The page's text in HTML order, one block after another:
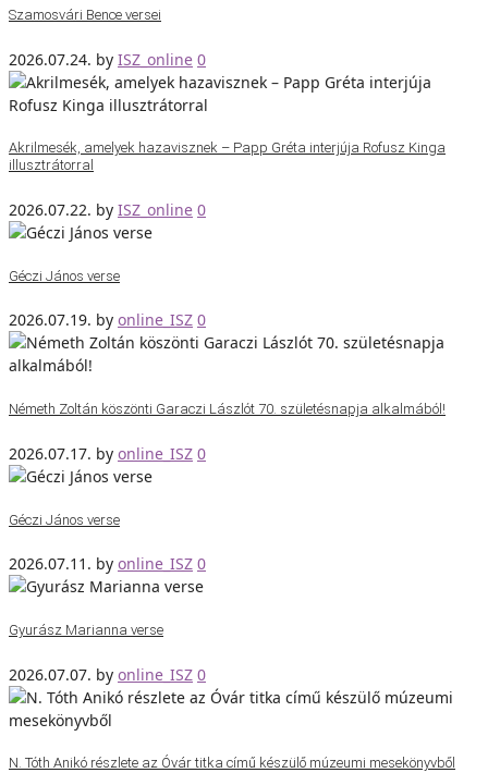
Szamosvári Bence versei
2026.07.24. by ISZ_online 0
Akrilmesék, amelyek hazavisznek – Papp Gréta interjúja Rofusz Kinga
illusztrátorral
2026.07.22. by ISZ_online 0
Géczi János verse
2026.07.19. by online_ISZ 0
Németh Zoltán köszönti Garaczi Lászlót 70. születésnapja alkalmából!
2026.07.17. by online_ISZ 0
Géczi János verse
2026.07.11. by online_ISZ 0
Gyurász Marianna verse
2026.07.07. by online_ISZ 0
N. Tóth Anikó részlete az Óvár titka című készülő múzeumi mesekönyvből